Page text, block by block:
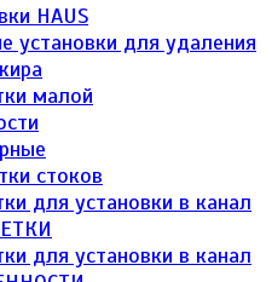
HAUS
установки для удаления
малой
стоков
для установки в канал
для установки в канал